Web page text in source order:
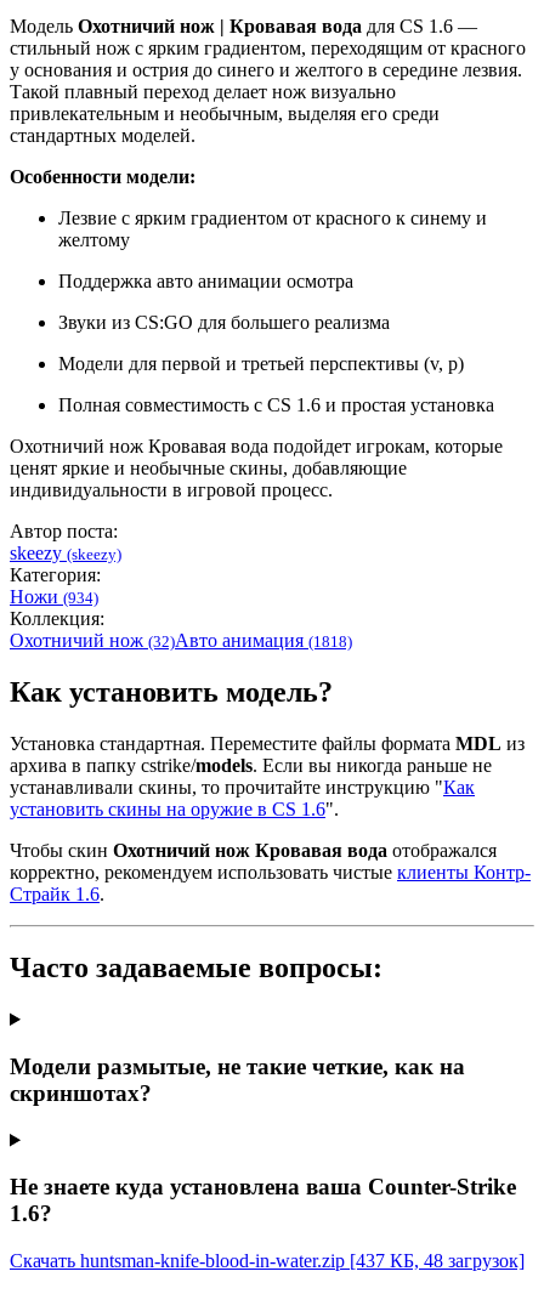
Модель Охотничий нож | Кровавая вода для CS 1.6 —
стильный нож с ярким градиентом, переходящим от красного
у основания и острия до синего и желтого в середине лезвия.
Такой плавный переход делает нож визуально
привлекательным и необычным, выделяя его среди
стандартных моделей.
Особенности модели:
Лезвие с ярким градиентом от красного к синему и
желтому
Поддержка авто анимации осмотра
Звуки из CS:GO для большего реализма
Модели для первой и третьей перспективы (v, p)
Полная совместимость с CS 1.6 и простая установка
Охотничий нож Кровавая вода подойдет игрокам, которые
ценят яркие и необычные скины, добавляющие
индивидуальности в игровой процесс.
Автор поста:
skeezy (skeezy)
Категория:
Ножи (934)
Коллекция:
Охотничий нож (32)Авто анимация (1818)
Как установить модель?
Установка стандартная. Переместите файлы формата MDL из
архива в папку cstrike/models. Если вы никогда раньше не
устанавливали скины, то прочитайте инструкцию "Как
установить скины на оружие в CS 1.6".
Чтобы скин Охотничий нож Кровавая вода отображался
корректно, рекомендуем использовать чистые клиенты Контр-
Страйк 1.6.
Часто задаваемые вопросы:
Модели размытые, не такие четкие, как на
скриншотах?
Не знаете куда установлена ваша Counter-Strike
1.6?
Скачать huntsman-knife-blood-in-water.zip [437 КБ, 48 загрузок]